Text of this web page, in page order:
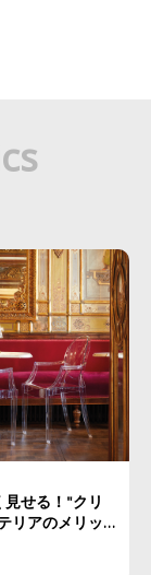
せる！"クリ
リアのメリット